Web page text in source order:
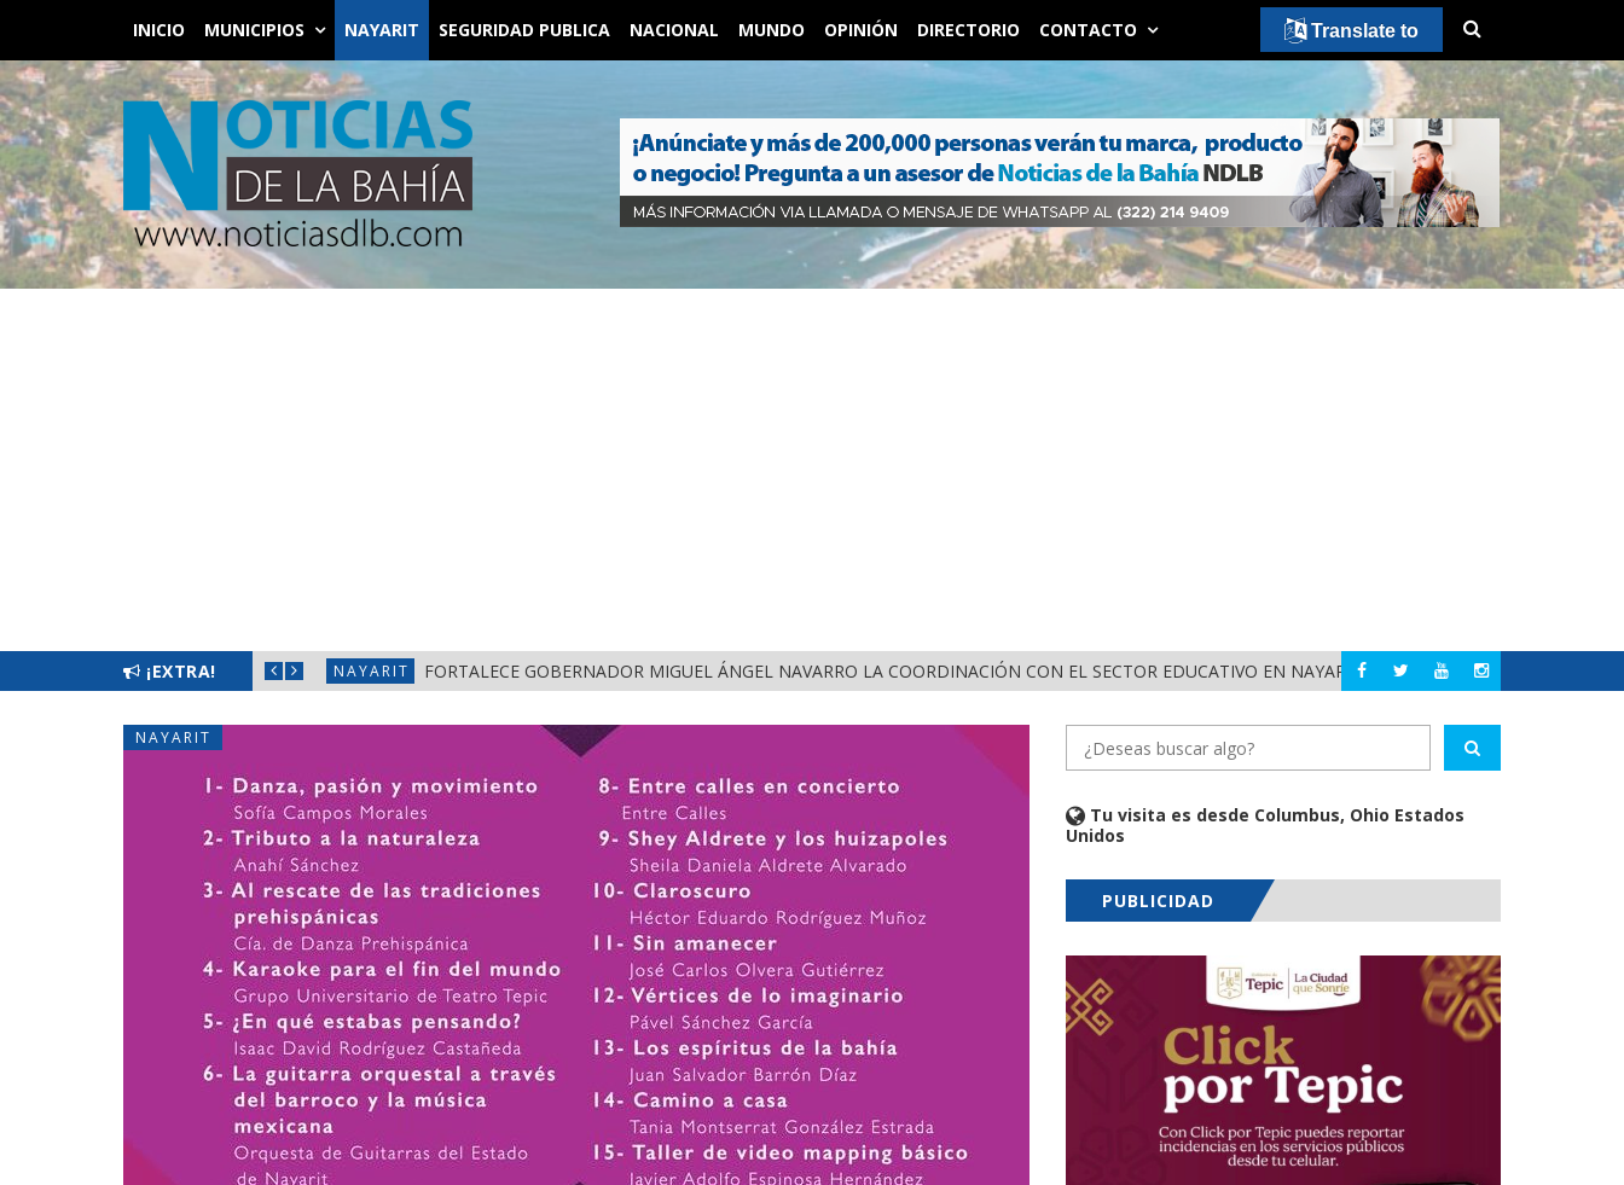
INICIO MUNICIPIOS NAYARIT SEGURIDAD PUBLICA NACIONAL MUNDO OPINIÓN DIRECTORIO CONTACTO
¡EXTRA!
BIENESTAR EN NAYARIT NAYARIT FORTALECE GOBERNADOR MIGUEL ÁNGEL NAVARRO LA COORDINACIÓN CON EL SECTOR EDUCATIVO EN NAYARIT NAYARIT ALERTA DIF
NAYARIT
Tu visita es desde Columbus, Ohio Estados
Unidos
PUBLICIDAD
Translate to